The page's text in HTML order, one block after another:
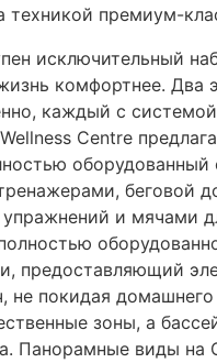
техникой премиум-
исключительный
комфортнее. Два
каждый с
Centre
оборудованный
беговой
и мячами
предоставляющий
не покидая
зоны, а
Панорамные виды на